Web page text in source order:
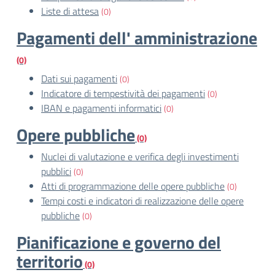
Liste di attesa(0)
Pagamenti dell' amministrazione
(0)
Dati sui pagamenti(0)
Indicatore di tempestività dei pagamenti(0)
IBAN e pagamenti informatici(0)
Opere pubbliche(0)
Nuclei di valutazione e verifica degli investimenti
pubblici(0)
Atti di programmazione delle opere pubbliche(0)
Tempi costi e indicatori di realizzazione delle opere
pubbliche(0)
Pianificazione e governo del
territorio(0)